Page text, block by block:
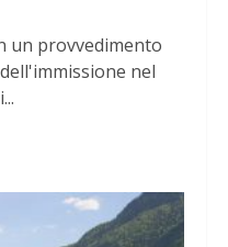
un provvedimento
nel